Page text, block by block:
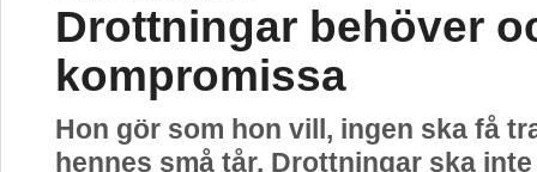
Drottningar behöver
kompromissa
Hon gör som hon vill, ingen ska få
hennes små tår. Drottningar ska